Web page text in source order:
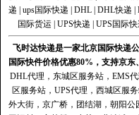
递
ups国际快递 DHL DHL快递
国际货运| UPS快递 UPS国际快
飞时达快递是一家北京国际快递
国际快件价格优惠80%，支持京
DHL代理 ， 东城区服务站 ， EMS
区服务站， UPS代理 ， 西城区服
外大街，京广桥，团结湖，朝阳